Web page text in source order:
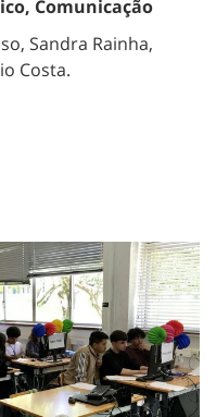
Comunicação
Sandra Rainha,
Costa.